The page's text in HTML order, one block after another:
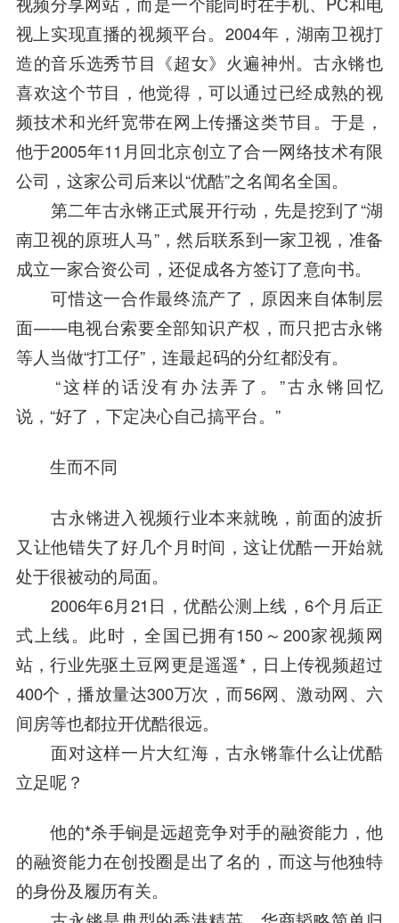
视上实现直播的视频平台。2004年，湖南卫视打
造的音乐选秀节目《超女》火遍神州。古永锵也
喜欢这个节目，他觉得，可以通过已经成熟的视
频技术和光纤宽带在网上传播这类节目。于是，
他于2005年11月回北京创立了合一网络技术有限
公司，这家公司后来以“优酷”之名闻名全国。
第二年古永锵正式展开行动，先是挖到了“湖
南卫视的原班人马”，然后联系到一家卫视，准备
成立一家合资公司，还促成各方签订了意向书。
可惜这一合作最终流产了，原因来自体制层
面——电视台索要全部知识产权，而只把古永锵
等人当做“打工仔”，连最起码的分红都没有。
“这样的话没有办法弄了。”古永锵回忆
说，“好了，下定决心自己搞平台。”
生而不同
古永锵进入视频行业本来就晚，前面的波折
又让他错失了好几个月时间，这让优酷一开始就
处于很被动的局面。
2006年6月21日，优酷公测上线，6个月后正
式上线。此时，全国已拥有150～200家视频网
站，行业先驱土豆网更是遥遥*，日上传视频超过
400个，播放量达300万次，而56网、激动网、 六
间房等也都拉开优酷很远。
面对这样一片大红海，古永锵靠什么让优酷
立足呢？
他的*杀手锏是远超竞争对手的融资能力，他
的融资能力在创投圈是出了名的，而这与他独特
的身份及履历有关。